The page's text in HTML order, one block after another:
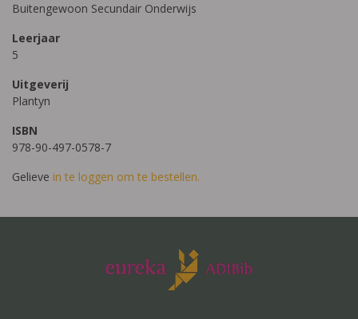
Buitengewoon Secundair Onderwijs
Leerjaar
5
Uitgeverij
Plantyn
ISBN
978-90-497-0578-7
Gelieve in te loggen om te bestellen.